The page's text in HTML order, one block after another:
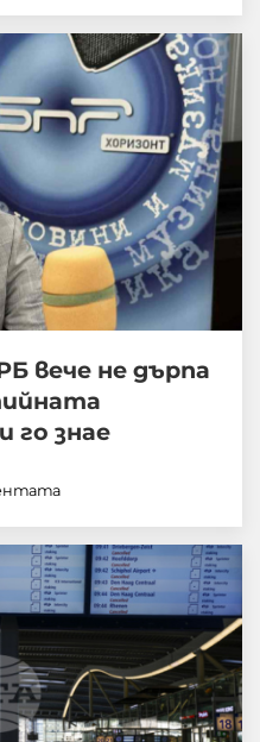
вече не дърпа
го знае